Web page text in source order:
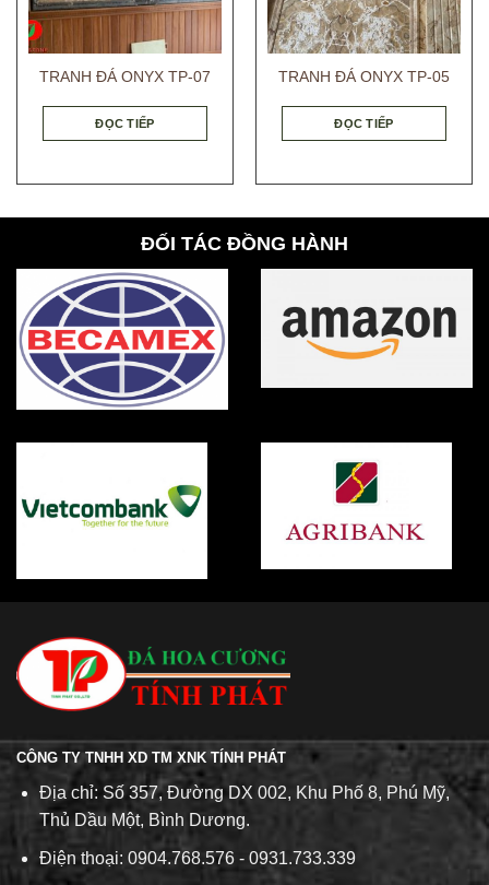
TRANH ĐÁ ONYX TP-07
ĐỌC TIẾP
TRANH ĐÁ ONYX TP-05
ĐỌC TIẾP
ĐỐI TÁC ĐỒNG HÀNH
CÔNG TY TNHH XD TM XNK TÍNH PHÁT
Địa chỉ: Số 357, Đường DX 002, Khu Phố 8, Phú Mỹ,
Thủ Dầu Một, Bình Dương.
Điện thoại: 0904.768.576 - 0931.733.339